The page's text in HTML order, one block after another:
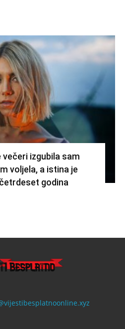
izgubila sam
voljela, a istina je
godina